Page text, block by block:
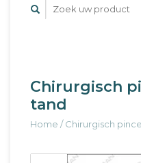
Chirurgisch
tand
Home /Chirurgisch